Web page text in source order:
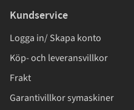
Kundservice
Logga in/ Skapa konto
Köp- och leveransvillkor
Frakt
Garantivillkor symaskiner